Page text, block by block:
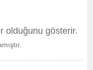
olduğunu gösterir.